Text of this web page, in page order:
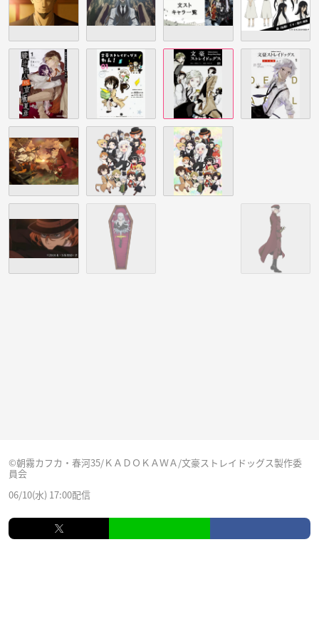
©朝霧カフカ・春河35/ＫＡＤＯＫＡＷＡ/文豪ストレイドッグス製作委
員会
06/10(水) 17:00配信